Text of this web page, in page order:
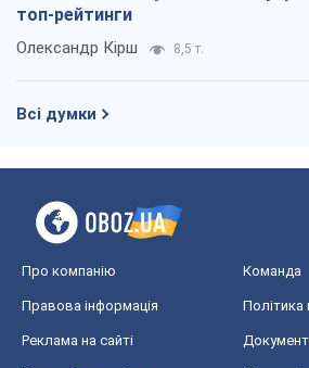
топ-рейтинги
Олександр Кірш 8,5 т.
Всі думки
Про компанію Команда
Правова інформація Політика
Реклама на сайті